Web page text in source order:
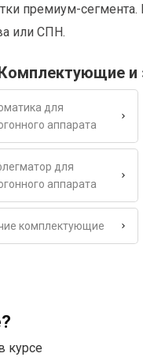
премиум-
или СПН.
и
для
аппарата
для
аппарата
комплектующие
курсе